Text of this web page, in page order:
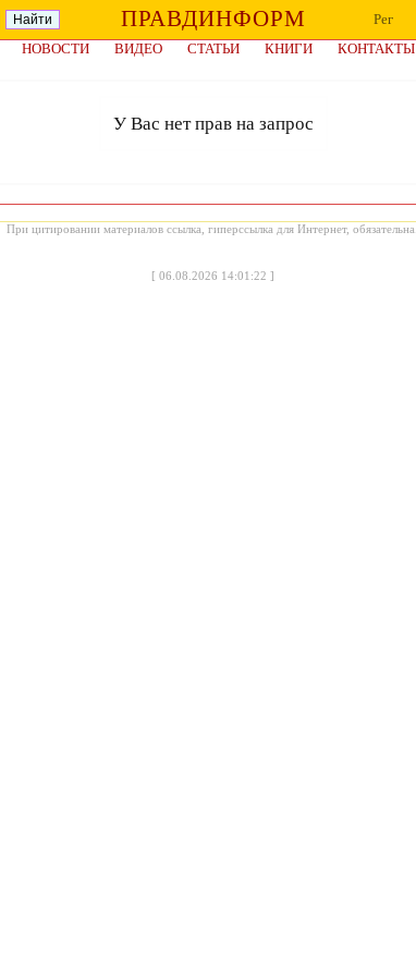
ПРАВДИНФОРМ
Рег
НОВОСТИ ВИДЕО СТАТЬИ КНИГИ КОНТАКТЫ
У Вас нет прав на запрос
При цитировании материалов ссылка, гиперссылка для Интернет, обязательна.
[ 06.08.2026 14:01:22 ]